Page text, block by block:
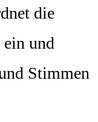
die
und
Stimmen